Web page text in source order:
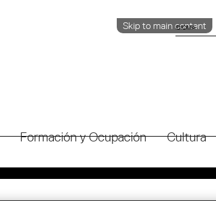
Skip to main content
IDIOMA
Formación y Ocupación Cultura